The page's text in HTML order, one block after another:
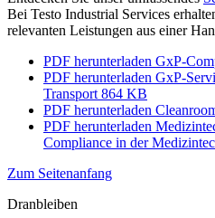
Bei Testo Industrial Services
relevanten Leistungen aus einer
PDF herunterladen GxP-
PDF herunterladen GxP-
Transport 864 KB
PDF herunterladen
PDF herunterladen
Compliance in der
Zum Seitenanfang
Dranbleiben